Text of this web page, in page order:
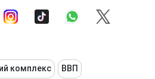
комплекс ВВП